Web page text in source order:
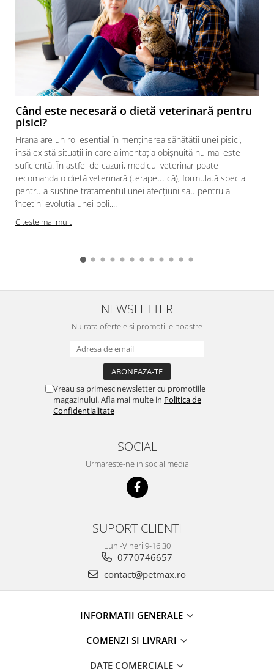
Când este necesară o dietă veterinară pentru
pisici?
Hrana are un rol esențial în menținerea sănătății unei pisici,
însă există situații în care alimentația obișnuită nu mai este
suficientă. În astfel de cazuri, medicul veterinar poate
recomanda o dietă veterinară (terapeutică), formulată special
pentru a susține tratamentul unei afecțiuni sau pentru a
încetini evoluția unei boli....
Citeste mai mult
NEWSLETTER
Nu rata ofertele si promotiile noastre
Vreau sa primesc newsletter cu promotiile
magazinului. Afla mai multe in Politica de
Confidentialitate
SOCIAL
Urmareste-ne in social media
SUPORT CLIENTI
Luni-Vineri 9-16:30
0770746657
contact@petmax.ro
INFORMATII GENERALE
COMENZI SI LIVRARI
DATE COMERCIALE